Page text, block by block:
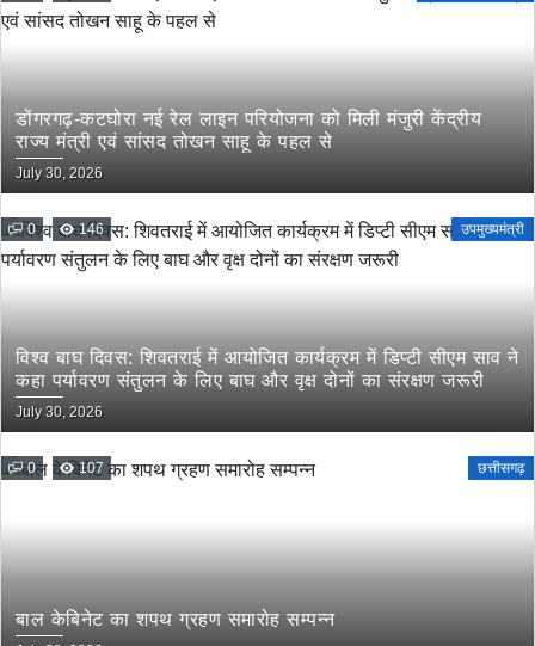
डोंगरगढ़-कटघोरा नई रेल लाइन परियोजना को मिली मंजुरी केंद्रीय
राज्य मंत्री एवं सांसद तोखन साहू के पहल से
July 30, 2026
0 146 उपमुख्यमंत्री
विश्व बाघ दिवस: शिवतराई में आयोजित कार्यक्रम में डिप्टी सीएम साव ने
कहा पर्यावरण संतुलन के लिए बाघ और वृक्ष दोनों का संरक्षण जरूरी
July 30, 2026
0 107 छत्तीसगढ़
बाल केबिनेट का शपथ ग्रहण समारोह सम्पन्न